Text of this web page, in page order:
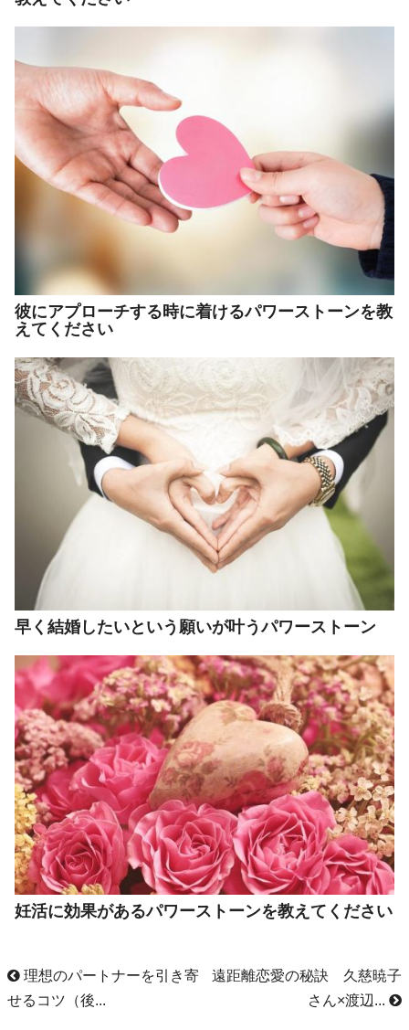
彼にアプローチする時に着けるパワーストーンを教
えてください
早く結婚したいという願いが叶うパワーストーン
妊活に効果があるパワーストーンを教えてください
理想のパートナーを引き寄
せるコツ（後...
遠距離恋愛の秘訣 久慈暁子
さん×渡辺...